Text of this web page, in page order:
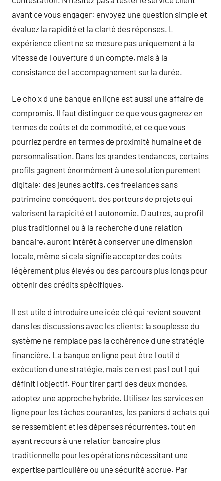
avant de vous engager: envoyez une question simple et
évaluez la rapidité et la clarté des réponses. L
expérience client ne se mesure pas uniquement à la
vitesse de l ouverture d un compte, mais à la
consistance de l accompagnement sur la durée.
Le choix d une banque en ligne est aussi une affaire de
compromis. Il faut distinguer ce que vous gagnerez en
termes de coûts et de commodité, et ce que vous
pourriez perdre en termes de proximité humaine et de
personnalisation. Dans les grandes tendances, certains
profils gagnent énormément à une solution purement
digitale: des jeunes actifs, des freelances sans
patrimoine conséquent, des porteurs de projets qui
valorisent la rapidité et l autonomie. D autres, au profil
plus traditionnel ou à la recherche d une relation
bancaire, auront intérêt à conserver une dimension
locale, même si cela signifie accepter des coûts
légèrement plus élevés ou des parcours plus longs pour
obtenir des crédits spécifiques.
Il est utile d introduire une idée clé qui revient souvent
dans les discussions avec les clients: la souplesse du
système ne remplace pas la cohérence d une stratégie
financière. La banque en ligne peut être l outil d
exécution d une stratégie, mais ce n est pas l outil qui
définit l objectif. Pour tirer parti des deux mondes,
adoptez une approche hybride. Utilisez les services en
ligne pour les tâches courantes, les paniers d achats qui
se ressemblent et les dépenses récurrentes, tout en
ayant recours à une relation bancaire plus
traditionnelle pour les opérations nécessitant une
expertise particulière ou une sécurité accrue. Par